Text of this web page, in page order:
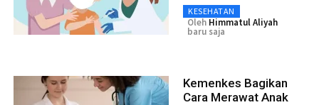
KESEHATAN
Oleh Himmatul Aliyah
baru saja
Kemenkes Bagikan
Cara Merawat Anak